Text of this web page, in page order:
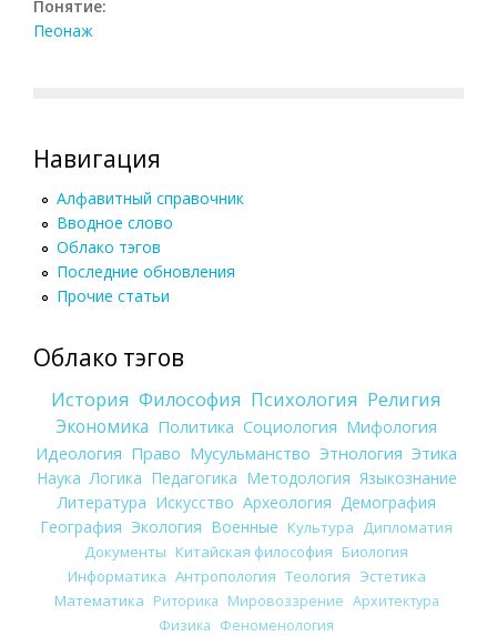
Понятие:
Пеонаж
Навигация
Алфавитный справочник
Вводное слово
Облако тэгов
Последние обновления
Прочие статьи
Облако тэгов
История Философия Психология Религия
Экономика Политика Социология Мифология
Идеология Право Мусульманство Этнология Этика
Наука Логика Педагогика Методология Языкознание
Литература Искусство Археология Демография
География Экология Военные Культура
Дипломатия
Документы Китайская философия Биология
Информатика Антропология Теология Эстетика
Математика Риторика Мировоззрение Архитектура
Физика Феноменология